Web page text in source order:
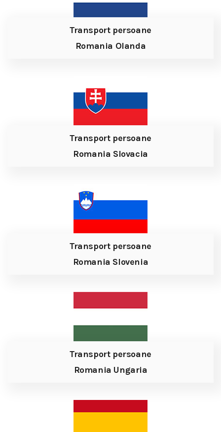
Transport persoane
Romania Olanda
Transport persoane
Romania Slovacia
Transport persoane
Romania Slovenia
Transport persoane
Romania Ungaria